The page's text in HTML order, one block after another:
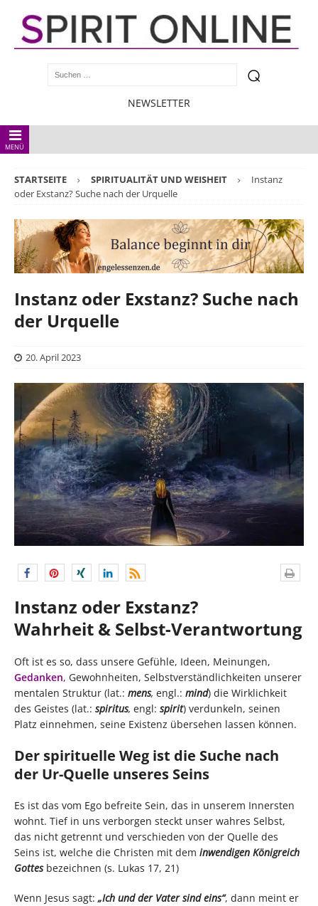
NEWSLETTER
MENÜ
STARTSEITE SPIRITUALITÄT UND WEISHEIT
Instanz
oder Exstanz? Suche nach der Urquelle
Instanz oder Exstanz? Suche nach
der Urquelle
20. April 2023
Instanz oder Exstanz?
Wahrheit & Selbst-Verantwortung
Oft ist es so, dass unsere Gefühle, Ideen, Meinungen,
Gedanken, Gewohnheiten, Selbstverständlichkeiten unserer
mentalen Struktur (lat.: mens, engl.: mind) die Wirklichkeit
des Geistes (lat.: spiritus, engl: spirit) verdunkeln, seinen
Platz einnehmen, seine Existenz übersehen lassen können.
Der spirituelle Weg ist die Suche nach
der Ur-Quelle unseres Seins
Es ist das vom Ego befreite Sein, das in unserem Innersten
wohnt. Tief in uns verborgen steckt unser wahres Selbst,
das nicht getrennt und verschieden von der Quelle des
Seins ist, welche die Christen mit dem inwendigen Königreich
Gottesbezeichnen (s. Lukas 17, 21)
Wenn Jesus sagt:„Ich und der Vater sind eins“, dann meint er